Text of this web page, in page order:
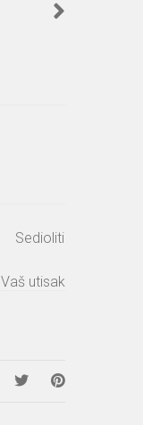
Sedioliti
Vaš utisak